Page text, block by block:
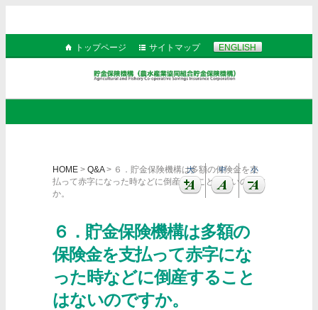
トップページ サイトマップ ENGLISH
HOME > Q&A> ６．貯金保険機構は多額の保険金を支
払って赤字になった時などに倒産することはないのです
か。
６．貯金保険機構は多額の
保険金を支払って赤字にな
った時などに倒産すること
はないのですか。
大 中 小